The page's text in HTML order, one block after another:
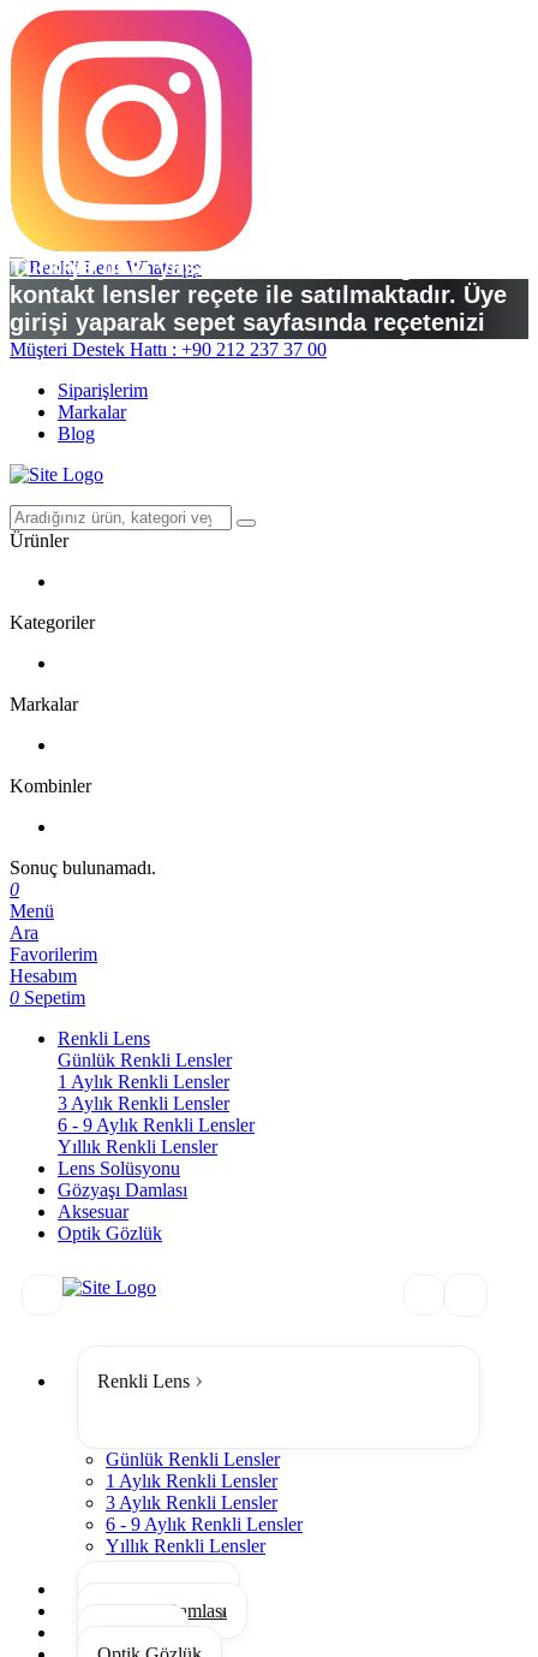
Türkiye’deki yasal düzenlemelere göre
kontakt lensler reçete ile satılmaktadır. Üye
girişi yaparak sepet sayfasında reçetenizi
yükleyebilirsiniz.
Müşteri Destek Hattı : +90 212 237 37 00
Siparişlerim
Markalar
Blog
Ürünler
Kategoriler
Markalar
Kombinler
Sonuç bulunamadı.
0
Menü
Ara
Favorilerim
Hesabım
0 Sepetim
Renkli Lens
Günlük Renkli Lensler
1 Aylık Renkli Lensler
3 Aylık Renkli Lensler
6 - 9 Aylık Renkli Lensler
Yıllık Renkli Lensler
Lens Solüsyonu
Gözyaşı Damlası
Aksesuar
Optik Gözlük
Renkli Lens
Günlük Renkli Lensler
1 Aylık Renkli Lensler
3 Aylık Renkli Lensler
6 - 9 Aylık Renkli Lensler
Yıllık Renkli Lensler
Gözyaşı Damlası